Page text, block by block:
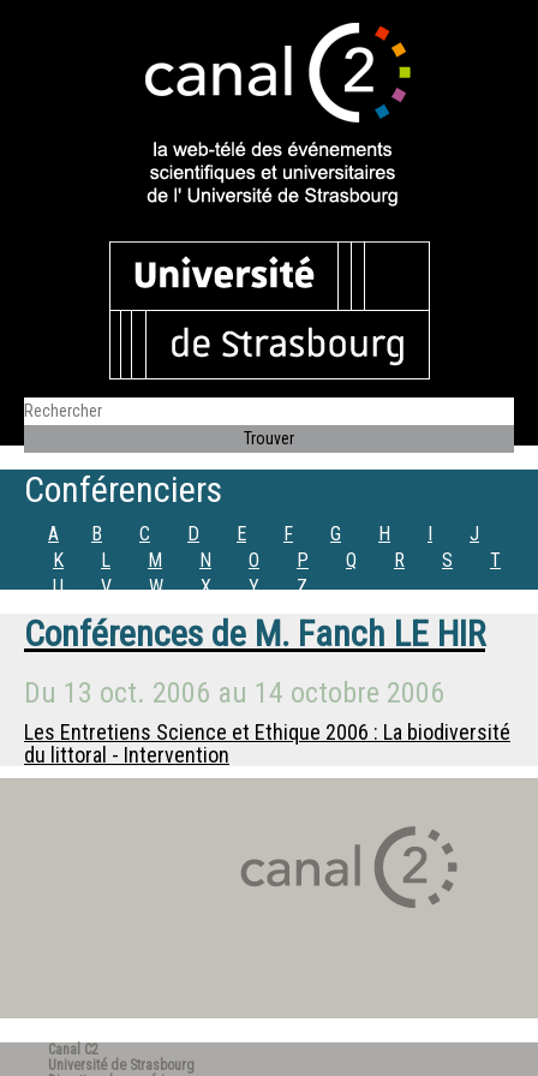
Conférenciers
A B C D E F G H I
J
K
L M N O P Q R S
T
U
V W X Y Z
Conférences de M. Fanch LE HIR
Du 13 oct. 2006 au 14 octobre 2006
Les Entretiens Science et Ethique 2006 : La biodiversité
du littoral - Intervention
Canal C2
Université de Strasbourg